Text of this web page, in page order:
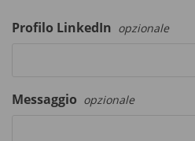
Profilo LinkedIn opzionale
Messaggio opzionale